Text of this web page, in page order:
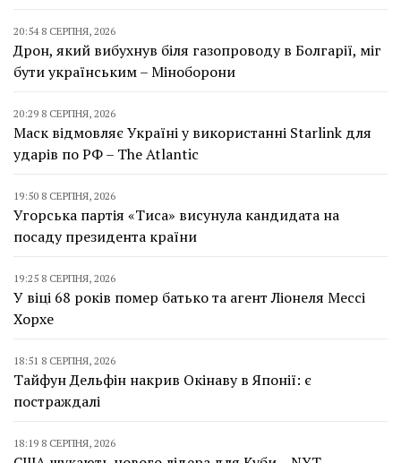
20:54 8 СЕРПНЯ, 2026
Дрон, який вибухнув біля газопроводу в Болгарії, міг
бути українським – Міноборони
20:29 8 СЕРПНЯ, 2026
Маск відмовляє Україні у використанні Starlink для
ударів по РФ – The Atlantic
19:50 8 СЕРПНЯ, 2026
Угорська партія «Тиса» висунула кандидата на
посаду президента країни
19:25 8 СЕРПНЯ, 2026
У віці 68 років помер батько та агент Ліонеля Мессі
Хорхе
18:51 8 СЕРПНЯ, 2026
Тайфун Дельфін накрив Окінаву в Японії: є
постраждалі
18:19 8 СЕРПНЯ, 2026